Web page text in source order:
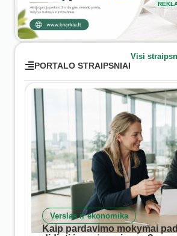
PORTALO STRAIPSNIAI
Visi
Verslas ir ekonomika
Kaip pardavimo mokymai